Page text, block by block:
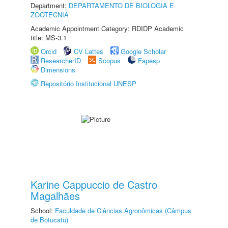
Department: DEPARTAMENTO DE BIOLOGIA E
ZOOTECNIA
Academic Appointment Category: RDIDP Academic
title: MS-3.1
Orcid
CV Lattes
Google Scholar
ResearcherID
Scopus
Fapesp
Dimensions
Repositório Institucional UNESP
Karine Cappuccio de Castro
Magalhães
School: Faculdade de Ciências Agronômicas (Câmpus
de Botucatu)